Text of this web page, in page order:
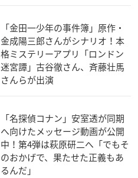
「金田一少年の事件簿」原作・
金成陽三郎さんがシナリオ！本
格ミステリーアプリ「ロンドン
迷宮譚」古谷徹さん、斉藤壮馬
さんらが出演
「名探偵コナン」安室透が同期
へ向けたメッセージ動画が公開
中！第4弾は萩原研二へ「でもそ
のおかげで、果たせた正義もあ
るんだ」